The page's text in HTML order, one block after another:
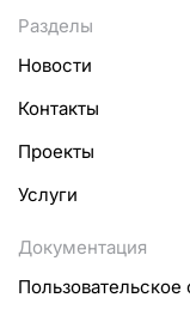
Разделы
Новости
Контакты
Проекты
Услуги
Документация